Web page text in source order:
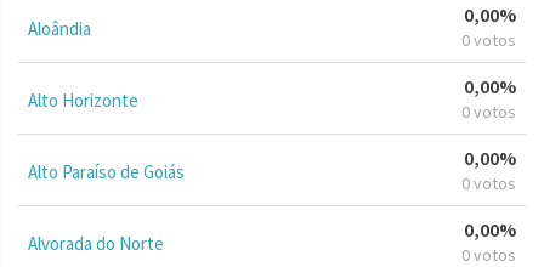
Aloândia
0,00%
0 votos
Alto Horizonte
0,00%
0 votos
Alto Paraíso de Goiás
0,00%
0 votos
Alvorada do Norte
0,00%
0 votos